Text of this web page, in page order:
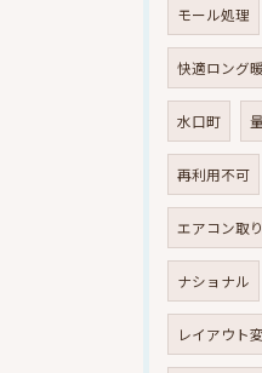
モール処理
快適ロング
水口町
再利用不可
エアコン取
ナショナル
レイアウト